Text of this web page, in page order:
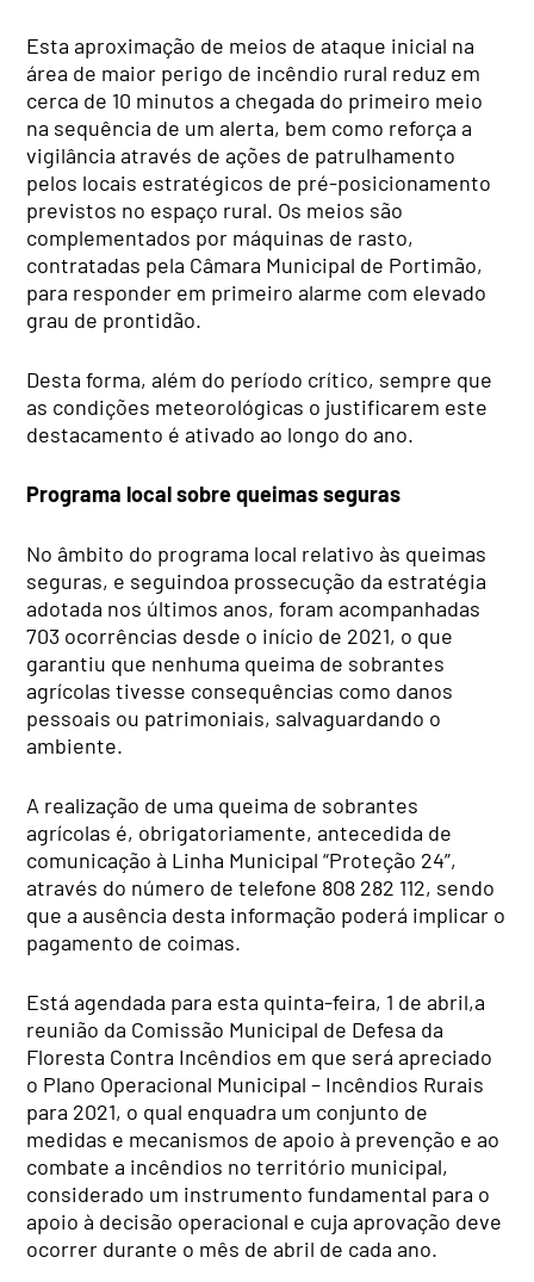
Esta aproximação de meios de ataque inicial na
área de maior perigo de incêndio rural reduz em
cerca de 10 minutos a chegada do primeiro meio
na sequência de um alerta, bem como reforça a
vigilância através de ações de patrulhamento
pelos locais estratégicos de pré-posicionamento
previstos no espaço rural. Os meios são
complementados por máquinas de rasto,
contratadas pela Câmara Municipal de Portimão,
para responder em primeiro alarme com elevado
grau de prontidão.
Desta forma, além do período crítico, sempre que
as condições meteorológicas o justificarem este
destacamento é ativado ao longo do ano.
Programa local sobre queimas seguras
No âmbito do programa local relativo às queimas
seguras, e seguindoa prossecução da estratégia
adotada nos últimos anos, foram acompanhadas
703 ocorrências desde o início de 2021, o que
garantiu que nenhuma queima de sobrantes
agrícolas tivesse consequências como danos
pessoais ou patrimoniais, salvaguardando o
ambiente.
A realização de uma queima de sobrantes
agrícolas é, obrigatoriamente, antecedida de
comunicação à Linha Municipal “Proteção 24”,
através do número de telefone 808 282 112, sendo
que a ausência desta informação poderá implicar o
pagamento de coimas.
Está agendada para esta quinta-feira, 1 de abril,a
reunião da Comissão Municipal de Defesa da
Floresta Contra Incêndios em que será apreciado
o Plano Operacional Municipal – Incêndios Rurais
para 2021, o qual enquadra um conjunto de
medidas e mecanismos de apoio à prevenção e ao
combate a incêndios no território municipal,
considerado um instrumento fundamental para o
apoio à decisão operacional e cuja aprovação deve
ocorrer durante o mês de abril de cada ano.